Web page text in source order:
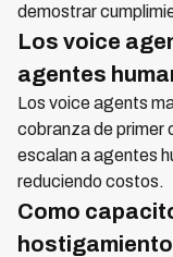
demostrar
Los voice
agentes
Los voice agents
cobranza de primer
escalan a agentes
reduciendo costos.
Como